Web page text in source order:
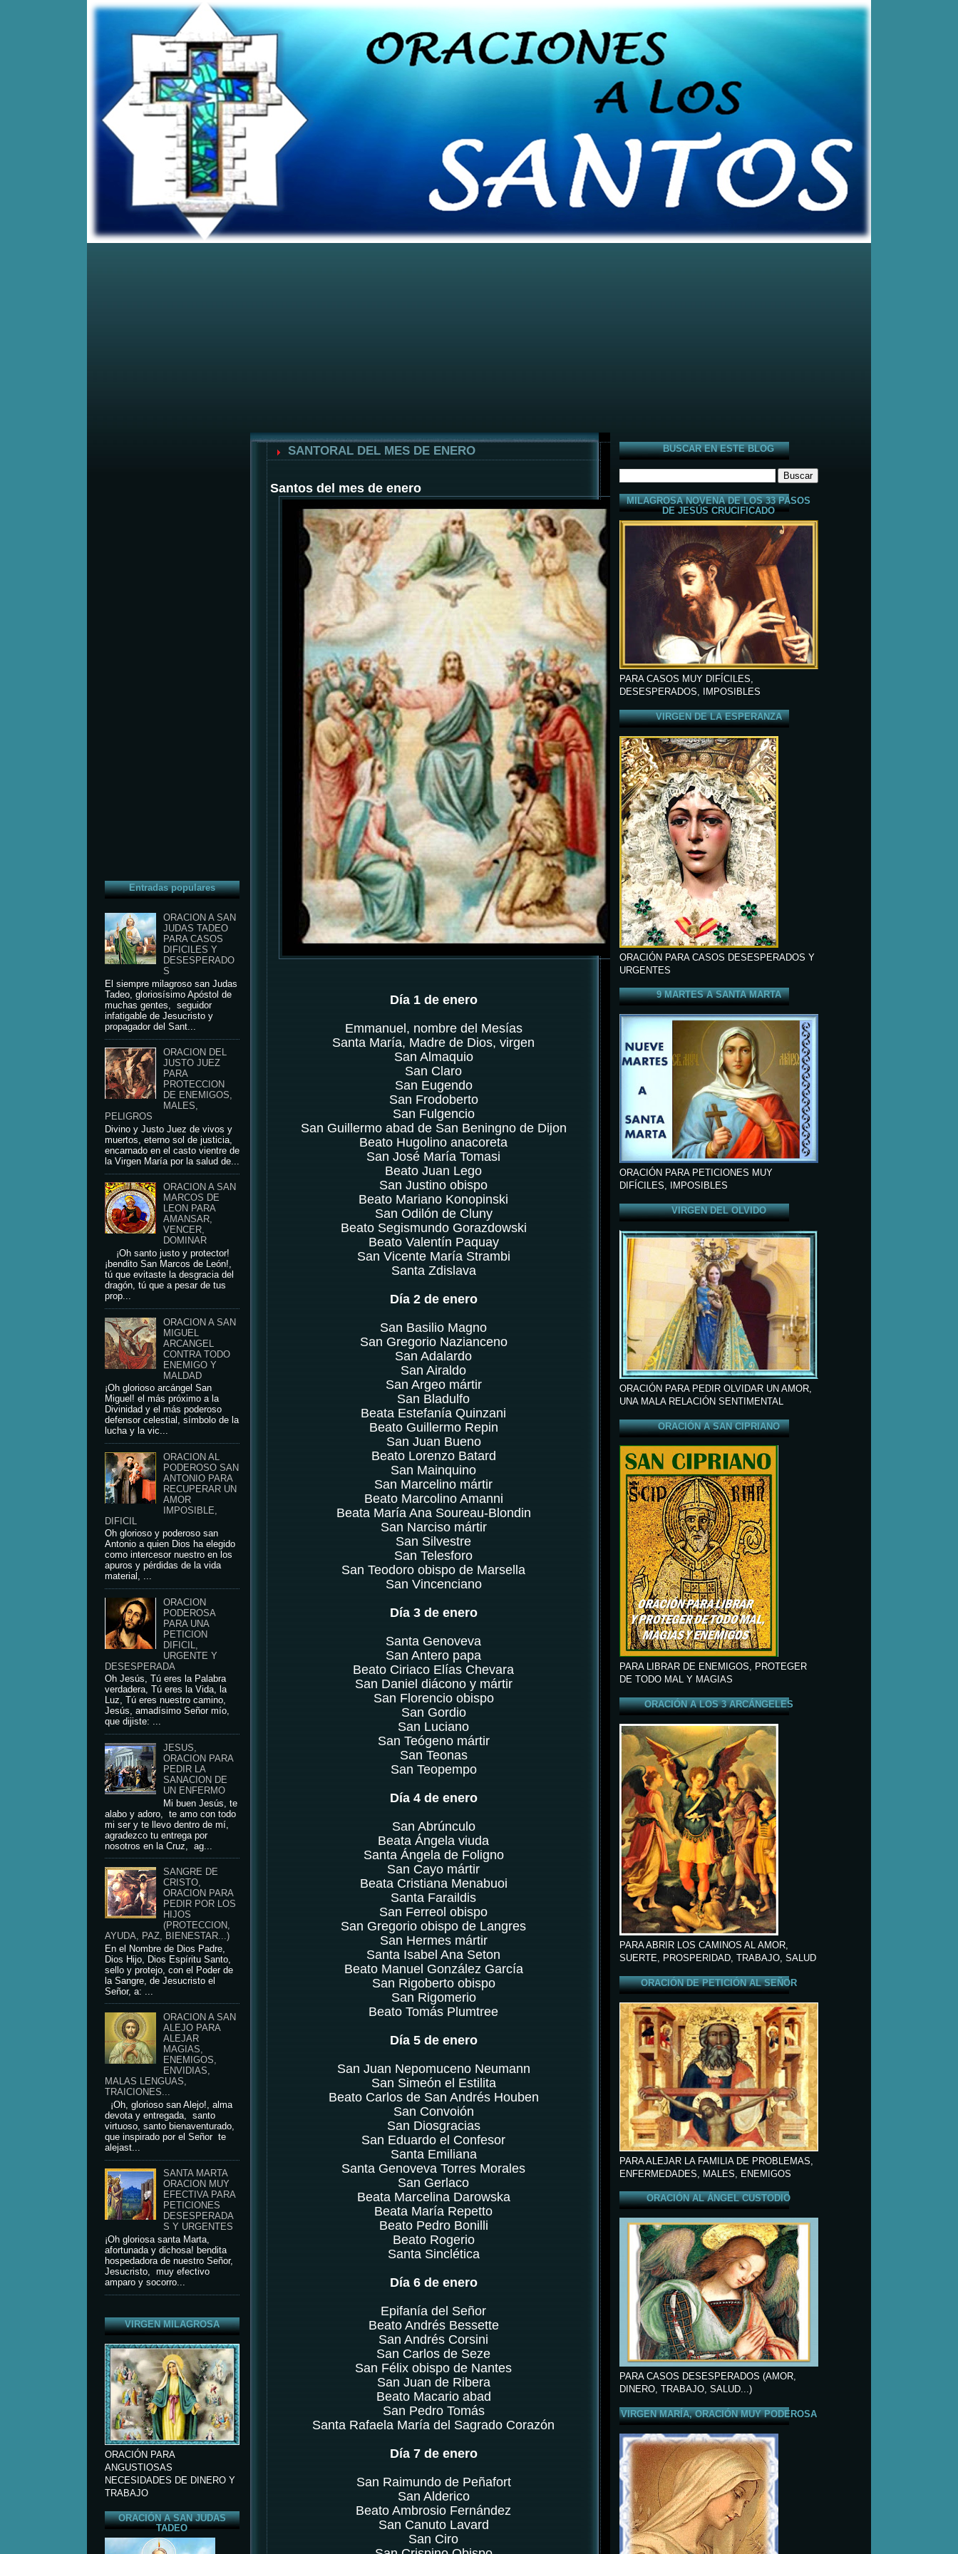
Home Posts RSS Comments RSS
Entradas populares
ORACION A SAN
JUDAS TADEO
PARA CASOS
DIFICILES Y
DESESPERADO
S
El siempre milagroso san Judas
Tadeo, gloriosísimo Apóstol de
muchas gentes, seguidor
infatigable de Jesucristo y
propagador del Sant...
ORACION DEL
JUSTO JUEZ
PARA
PROTECCION
DE ENEMIGOS,
MALES,
PELIGROS
Divino y Justo Juez de vivos y
muertos, eterno sol de justicia,
encarnado en el casto vientre de
la Virgen María por la salud de...
ORACION A SAN
MARCOS DE
LEON PARA
AMANSAR,
VENCER,
DOMINAR
¡Oh santo justo y protector!
¡bendito San Marcos de León!,
tú que evitaste la desgracia del
dragón, tú que a pesar de tus
prop...
ORACION A SAN
MIGUEL
ARCANGEL
CONTRA TODO
ENEMIGO Y
MALDAD
¡Oh glorioso arcángel San
Miguel! el más próximo a la
Divinidad y el más poderoso
defensor celestial, símbolo de la
lucha y la vic...
ORACION AL
PODEROSO SAN
ANTONIO PARA
RECUPERAR UN
AMOR
IMPOSIBLE,
DIFICIL
Oh glorioso y poderoso san
Antonio a quien Dios ha elegido
como intercesor nuestro en los
apuros y pérdidas de la vida
material, ...
ORACION
PODEROSA
PARA UNA
PETICION
DIFICIL,
URGENTE Y
DESESPERADA
Oh Jesús, Tú eres la Palabra
verdadera, Tú eres la Vida, la
Luz, Tú eres nuestro camino,
Jesús, amadísimo Señor mío,
que dijiste: ...
JESUS,
ORACION PARA
PEDIR LA
SANACION DE
UN ENFERMO
Mi buen Jesús, te
alabo y adoro, te amo con todo
mi ser y te llevo dentro de mí,
agradezco tu entrega por
nosotros en la Cruz, ag...
SANGRE DE
CRISTO,
ORACION PARA
PEDIR POR LOS
HIJOS
(PROTECCION,
AYUDA, PAZ, BIENESTAR...)
En el Nombre de Dios Padre,
Dios Hijo, Dios Espíritu Santo,
sello y protejo, con el Poder de
la Sangre, de Jesucristo el
Señor, a: ...
ORACION A SAN
ALEJO PARA
ALEJAR
MAGIAS,
ENEMIGOS,
ENVIDIAS,
MALAS LENGUAS,
TRAICIONES...
¡Oh, glorioso san Alejo!, alma
devota y entregada, santo
virtuoso, santo bienaventurado,
que inspirado por el Señor te
alejast...
SANTA MARTA
ORACION MUY
EFECTIVA PARA
PETICIONES
DESESPERADA
S Y URGENTES
¡Oh gloriosa santa Marta,
afortunada y dichosa! bendita
hospedadora de nuestro Señor,
Jesucristo, muy efectivo
amparo y socorro...
VIRGEN MILAGROSA
ORACIÓN PARA
ANGUSTIOSAS
NECESIDADES DE DINERO Y
TRABAJO
ORACIÓN A SAN JUDAS
TADEO
SANTORAL DEL MES DE ENERO
Santos del mes de enero
Día 1 de enero
Emmanuel, nombre del Mesías
Santa María, Madre de Dios, virgen
San Almaquio
San Claro
San Eugendo
San Frodoberto
San Fulgencio
San Guillermo abad de San Beningno de Dijon
Beato Hugolino anacoreta
San José María Tomasi
Beato Juan Lego
San Justino obispo
Beato Mariano Konopinski
San Odilón de Cluny
Beato Segismundo Gorazdowski
Beato Valentín Paquay
San Vicente María Strambi
Santa Zdislava
Día 2 de enero
San Basilio Magno
San Gregorio Nazianceno
San Adalardo
San Airaldo
San Argeo mártir
San Bladulfo
Beata Estefanía Quinzani
Beato Guillermo Repin
San Juan Bueno
Beato Lorenzo Batard
San Mainquino
San Marcelino mártir
Beato Marcolino Amanni
Beata María Ana Soureau-Blondin
San Narciso mártir
San Silvestre
San Telesforo
San Teodoro obispo de Marsella
San Vincenciano
Día 3 de enero
Santa Genoveva
San Antero papa
Beato Ciriaco Elías Chevara
San Daniel diácono y mártir
San Florencio obispo
San Gordio
San Luciano
San Teógeno mártir
San Teonas
San Teopempo
Día 4 de enero
San Abrúnculo
Beata Ángela viuda
Santa Ángela de Foligno
San Cayo mártir
Beata Cristiana Menabuoi
Santa Faraildis
San Ferreol obispo
San Gregorio obispo de Langres
San Hermes mártir
Santa Isabel Ana Seton
Beato Manuel González García
San Rigoberto obispo
San Rigomerio
Beato Tomás Plumtree
Día 5 de enero
San Juan Nepomuceno Neumann
San Simeón el Estilita
Beato Carlos de San Andrés Houben
San Convoión
San Diosgracias
San Eduardo el Confesor
Santa Emiliana
Santa Genoveva Torres Morales
San Gerlaco
Beata Marcelina Darowska
Beata María Repetto
Beato Pedro Bonilli
Beato Rogerio
Santa Sinclética
Día 6 de enero
Epifanía del Señor
Beato Andrés Bessette
San Andrés Corsini
San Carlos de Seze
San Félix obispo de Nantes
San Juan de Ribera
Beato Macario abad
San Pedro Tomás
Santa Rafaela María del Sagrado Corazón
Día 7 de enero
San Raimundo de Peñafort
San Alderico
Beato Ambrosio Fernández
San Canuto Lavard
San Ciro
BUSCAR EN ESTE BLOG
MILAGROSA NOVENA DE LOS 33 PASOS
DE JESÚS CRUCIFICADO
PARA CASOS MUY DIFÍCILES,
DESESPERADOS, IMPOSIBLES
VIRGEN DE LA ESPERANZA
ORACIÓN PARA CASOS DESESPERADOS Y
URGENTES
9 MARTES A SANTA MARTA
ORACIÓN PARA PETICIONES MUY
DIFÍCILES, IMPOSIBLES
VIRGEN DEL OLVIDO
ORACIÓN PARA PEDIR OLVIDAR UN AMOR,
UNA MALA RELACIÓN SENTIMENTAL
ORACIÓN A SAN CIPRIANO
PARA LIBRAR DE ENEMIGOS, PROTEGER
DE TODO MAL Y MAGIAS
ORACIÓN A LOS 3 ARCÁNGELES
PARA ABRIR LOS CAMINOS AL AMOR,
SUERTE, PROSPERIDAD, TRABAJO, SALUD
ORACIÓN DE PETICIÓN AL SEÑOR
PARA ALEJAR LA FAMILIA DE PROBLEMAS,
ENFERMEDADES, MALES, ENEMIGOS
ORACIÓN AL ÁNGEL CUSTODIO
PARA CASOS DESESPERADOS (AMOR,
DINERO, TRABAJO, SALUD...)
VIRGEN MARÍA, ORACIÓN MUY PODEROSA